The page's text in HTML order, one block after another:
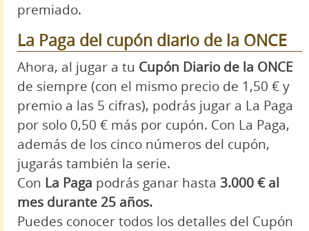
premiado.
La Paga del cupón diario de la ONCE
Ahora, al jugar a tu Cupón Diario de la ONCE
de siempre (con el mismo precio de 1,50 € y
premio a las 5 cifras), podrás jugar a La Paga
por solo 0,50 € más por cupón. Con La Paga,
además de los cinco números del cupón,
jugarás también la serie.
Con La Paga podrás ganar hasta 3.000 € al
mes durante 25 años.
Puedes conocer todos los detalles del Cupón